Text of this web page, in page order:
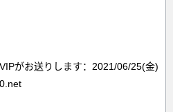
がお送りします：2021/06/25(金)